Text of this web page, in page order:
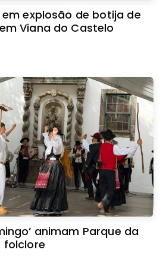
explosão de botija de
Viana do Castelo
animam Parque da
folclore